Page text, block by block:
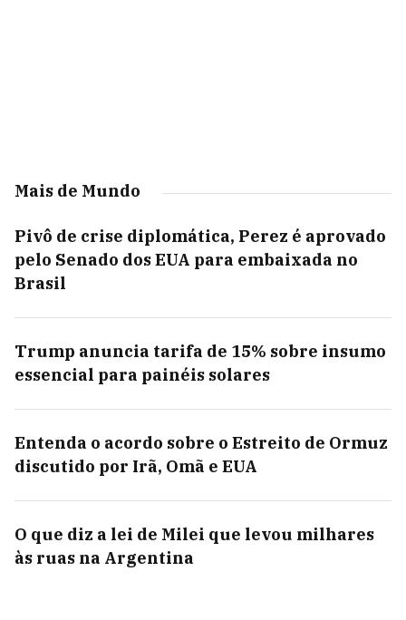
Mais de Mundo
Pivô de crise diplomática, Perez é aprovado
pelo Senado dos EUA para embaixada no
Brasil
Trump anuncia tarifa de 15% sobre insumo
essencial para painéis solares
Entenda o acordo sobre o Estreito de Ormuz
discutido por Irã, Omã e EUA
O que diz a lei de Milei que levou milhares
às ruas na Argentina